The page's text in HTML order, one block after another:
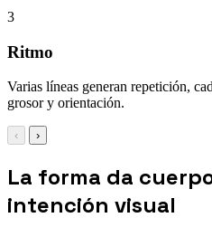
3
Ritmo
Varias líneas generan repetición,
grosor y orientación.
‹ ›
La forma da
intención visual